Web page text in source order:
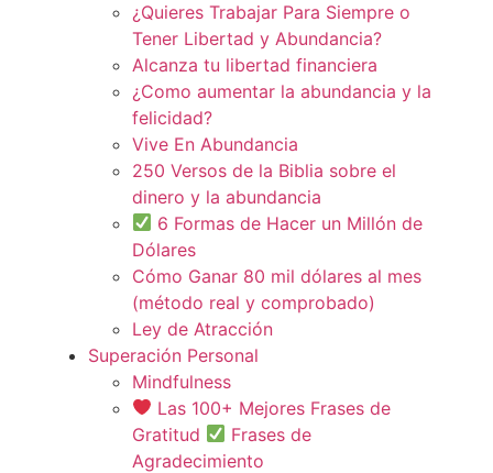
¿Quieres Trabajar Para Siempre o
Tener Libertad y Abundancia?
Alcanza tu libertad financiera
¿Como aumentar la abundancia y la
felicidad?
Vive En Abundancia
250 Versos de la Biblia sobre el
dinero y la abundancia
6 Formas de Hacer un Millón de
Dólares
Cómo Ganar 80 mil dólares al mes
(método real y comprobado)
Ley de Atracción
Superación Personal
Mindfulness
Las 100+ Mejores Frases de
Gratitud
Frases de
Agradecimiento